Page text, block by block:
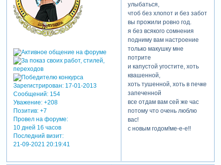
Зарегистрирован: 17-01-2013
Сообщений:154
Уважение: +208
Позитив: +7
Провел на форуме:
10 дней 16 часов
Последний визит:
21-09-2021 20:19:41
улыбаться,
чтоб без хлопот и без забот
вы прожили ровно год.
я без всякого сомнения
подниму вам настроение
только макушку мне
потрите
и капустой угостите, хоть
квашенной,
хоть тушенной, хоть в печке
запеченной
все отдам вам сей же час
потому что очень люблю
вас!
с новым годом!ме-е-е!!